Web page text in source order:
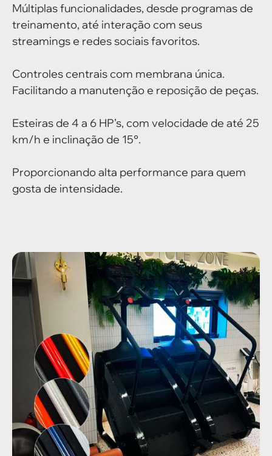
Múltiplas funcionalidades, desde programas de
treinamento, até interação com seus
streamings e redes sociais favoritos.
Controles centrais com membrana única.
Facilitando a manutenção e reposição de peças.
Esteiras de 4 a 6 HP’s, com velocidade de até 25
km/h e inclinação de 15°.
Proporcionando alta performance para quem
gosta de intensidade.